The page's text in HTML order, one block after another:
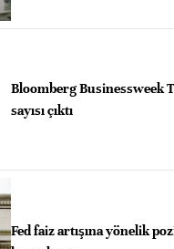
Bloomberg Businessweek
sayısı çıktı
Fed faiz artışına yönelik